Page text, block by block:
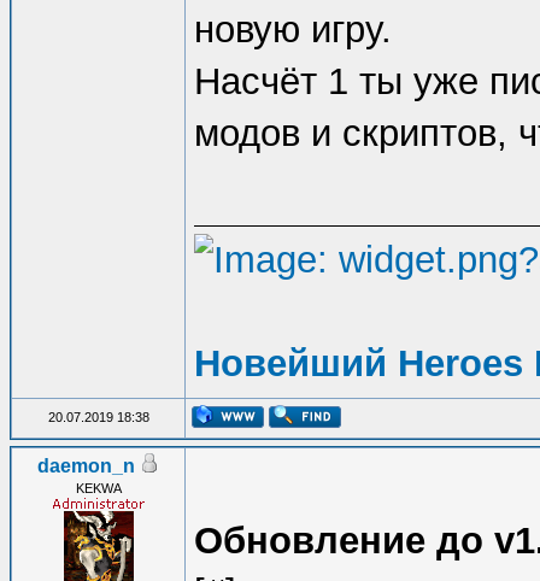
новую игру.
Насчёт 1 ты уже
модов и скриптов,
Новейший Heroes
20.07.2019 18:38
daemon_n
KEKWA
Обновление до